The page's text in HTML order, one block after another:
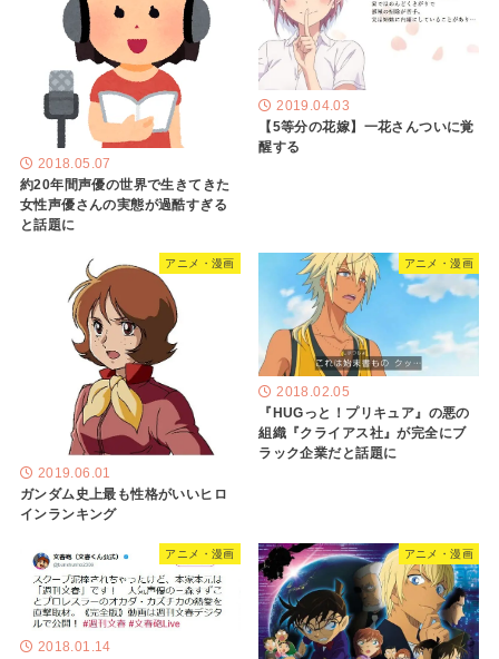
2018.05.07
約20年間声優の世界で生きてきた
女性声優さんの実態が過酷すぎる
と話題に
2019.04.03
【5等分の花嫁】一花さんついに覚
醒する
アニメ・漫画
2019.06.01
ガンダム史上最も性格がいいヒロ
インランキング
アニメ・漫画
2018.02.05
『HUGっと！プリキュア』の悪の
組織『クライアス社』が完全にブ
ラック企業だと話題に
アニメ・漫画
2018.01.14
アニメ・漫画